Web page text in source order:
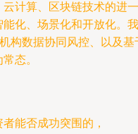
计算、区块链技术的进一
化、场景化和开放化。我
构数据协同风控、以及基
态。
能否成功突围的，